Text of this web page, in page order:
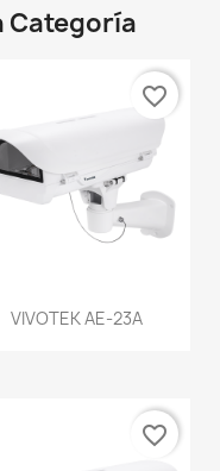
Categoría
VIVOTEK AE-23A
favorite_border
favorite_border